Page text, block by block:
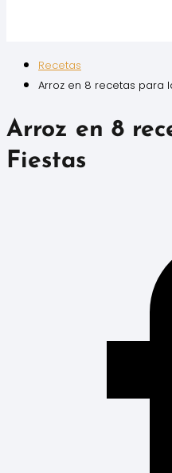
Recetas
Arroz en 8 recetas para
Arroz en 8
Fiestas